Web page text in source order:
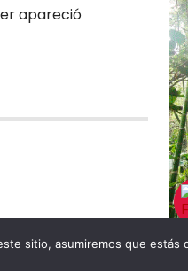
apareció
sitio, asumiremos que estás